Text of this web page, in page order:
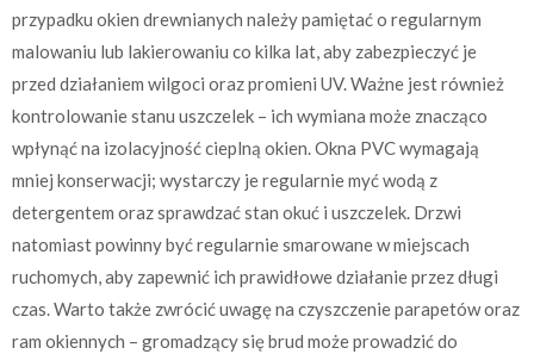
przypadku okien drewnianych należy pamiętać o regularnym
malowaniu lub lakierowaniu co kilka lat, aby zabezpieczyć je
przed działaniem wilgoci oraz promieni UV. Ważne jest również
kontrolowanie stanu uszczelek – ich wymiana może znacząco
wpłynąć na izolacyjność cieplną okien. Okna PVC wymagają
mniej konserwacji; wystarczy je regularnie myć wodą z
detergentem oraz sprawdzać stan okuć i uszczelek. Drzwi
natomiast powinny być regularnie smarowane w miejscach
ruchomych, aby zapewnić ich prawidłowe działanie przez długi
czas. Warto także zwrócić uwagę na czyszczenie parapetów oraz
ram okiennych – gromadzący się brud może prowadzić do